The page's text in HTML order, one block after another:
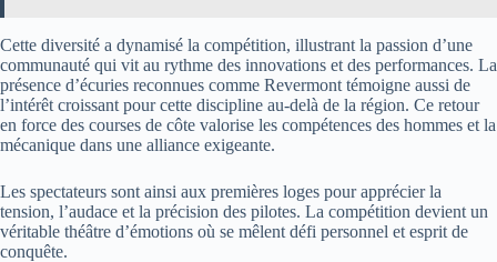
Cette diversité a dynamisé la compétition, illustrant la passion d’une
communauté qui vit au rythme des innovations et des performances. La
présence d’écuries reconnues comme Revermont témoigne aussi de
l’intérêt croissant pour cette discipline au-delà de la région. Ce retour
en force des courses de côte valorise les compétences des hommes et la
mécanique dans une alliance exigeante.
Les spectateurs sont ainsi aux premières loges pour apprécier la
tension, l’audace et la précision des pilotes. La compétition devient un
véritable théâtre d’émotions où se mêlent défi personnel et esprit de
conquête.